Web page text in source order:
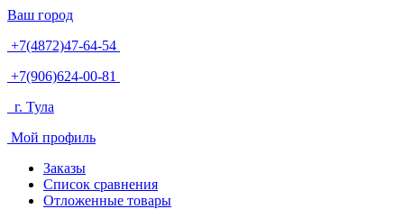
Ваш город
+7(4872)47-64-54
+7(906)624-00-81
г. Тула
Мой профиль
Заказы
Список сравнения
Отложенные товары